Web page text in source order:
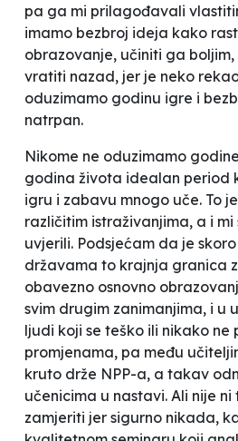
pa ga mi prilagođavali
imamo bezbroj ideja kako
obrazovanje, učiniti ga
vratiti nazad, jer je neko
oduzimamo godinu igre i
natrpan.
Nikome ne oduzimamo
godina života idealan period
igru i zabavu mnogo uče. To
različitim istraživanjima, a i mi
uvjerili. Podsjećam da je
državama to krajnja granica
obavezno osnovno
svim drugim zanimanjima, i u
ljudi koji se teško ili nikako
promjenama, pa među
kruto drže NPP-a, a takav
učenicima u nastavi. Ali nije
zamjeriti jer sigurno nikada,